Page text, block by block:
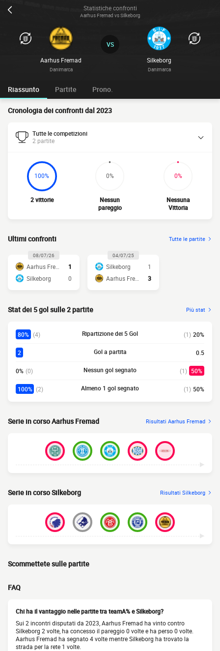
Statistiche confronti
Aarhus Fremad vs Silkeborg
Aarhus Fremad
Danimarca
Silkeborg
Danimarca
VS
Riassunto Partite Prono.
Cronologia dei confronti dal 2023
Tutte le competizioni
2 partite
100%
2 vittorie
0%
Nessun
pareggio
0%
Nessuna
Vittoria
Ultimi confronti Tutte le partite
08/07/26
1
Silkeborg
0
04/07/25
Silkeborg
1
3
Stat dei 5 gol sulle 2 partite Più stat
80% (4) Ripartizione dei 5 Gol (1) 20%
2 Gol a partita 0.5
0% (0) Nessun gol segnato (1) 50%
100% (2) Almeno 1 gol segnato (1) 50%
Serie in corso Aarhus Fremad Risultati Aarhus Fremad
Serie in corso Silkeborg Risultati Silkeborg
Scommettete sulle partite
FAQ
Chi ha il vantaggio nelle partite tra teamA% e Silkeborg?
Sui 2 incontri disputati da 2023, Aarhus Fremad ha vinto contro
Silkeborg 2 volte, ha concesso il pareggio 0 volte e ha perso 0 volte.
Aarhus Fremad ha segnato 4 volte mentre Silkeborg ha trovato la
strada per la rete 1 volte.